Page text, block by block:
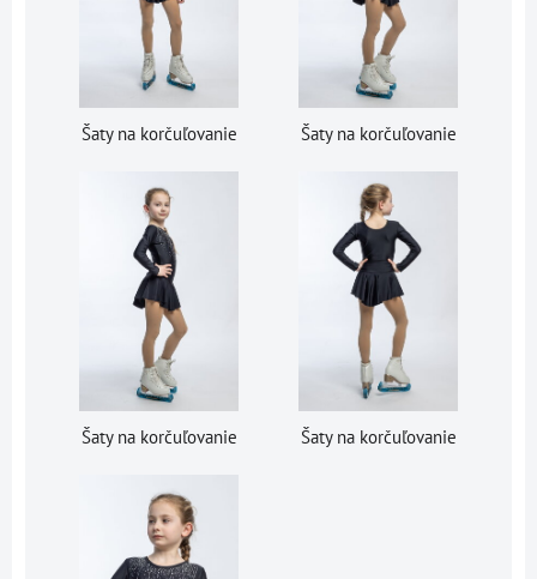
Šaty na korčuľovanie Šaty na korčuľovanie
Šaty na korčuľovanie Šaty na korčuľovanie